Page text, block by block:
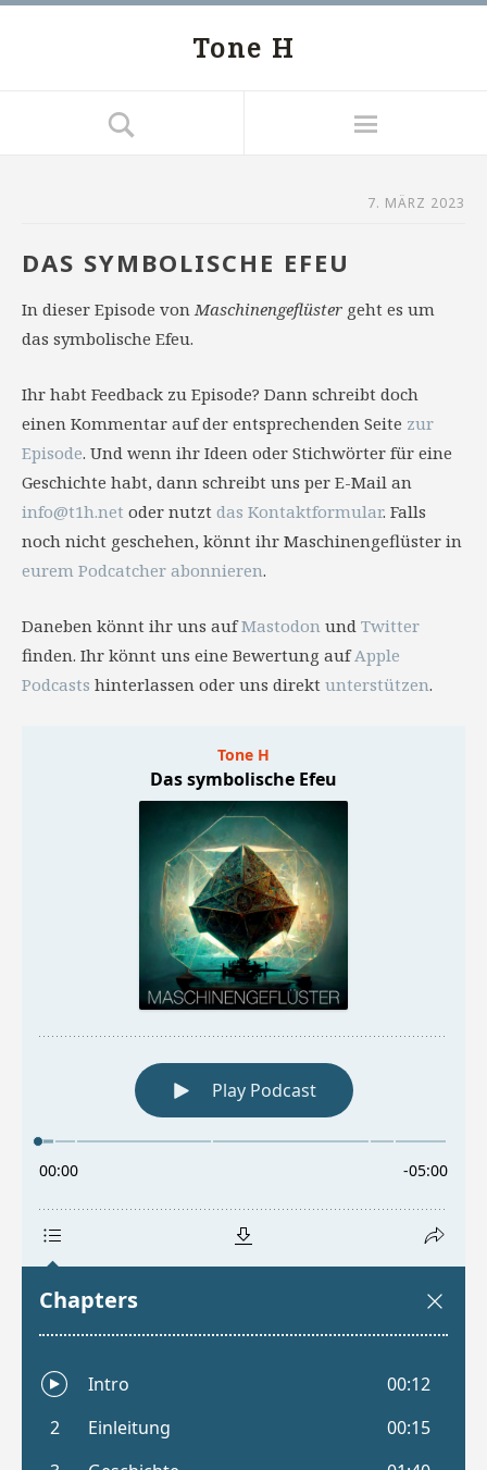
Tone H
7. MÄRZ 2023
DAS SYMBOLISCHE EFEU
In dieser Episode vonMaschinengeflüster geht es um
das symbolische Efeu.
Ihr habt Feedback zu Episode? Dann schreibt doch
einen Kommentar auf der entsprechenden Seite zur
Episode. Und wenn ihr Ideen oder Stichwörter für eine
Geschichte habt, dann schreibt uns per E-Mail an
info@t1h.net oder nutzt das Kontaktformular. Falls
noch nicht geschehen, könnt ihr Maschinengeflüster in
eurem Podcatcher abonnieren.
Daneben könnt ihr uns aufMastodon und Twitter
finden. Ihr könnt uns eine Bewertung aufApple
Podcasts hinterlassen oder uns direkt unterstützen.